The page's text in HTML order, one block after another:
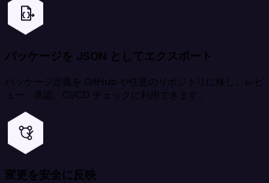
パッケージを JSON としてエクスポート
パッケージ定義を GitHub や任意のリポジトリに移し、レビ
ュー、承認、CI/CD チェックに利用できます。
変更を安全に反映